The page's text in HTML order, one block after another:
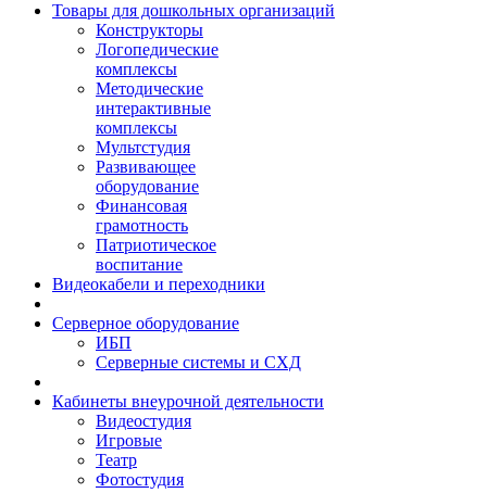
Товары для дошкольных организаций
Конструкторы
Логопедические
комплексы
Методические
интерактивные
комплексы
Мультстудия
Развивающее
оборудование
Финансовая
грамотность
Патриотическое
воспитание
Видеокабели и переходники
Серверное оборудование
ИБП
Серверные системы и СХД
Кабинеты внеурочной деятельности
Видеостудия
Игровые
Театр
Фотостудия